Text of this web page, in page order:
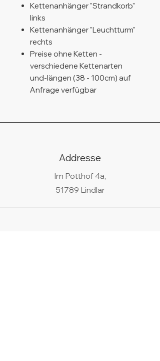
Kettenanhänger "Strandkorb"
links
Kettenanhänger "Leuchtturm"
rechts
Preise ohne Ketten -
verschiedene Kettenarten
und-längen (38 - 100cm) auf
Anfrage verfügbar
Addresse
Im Potthof 4a,
51789 Lindlar